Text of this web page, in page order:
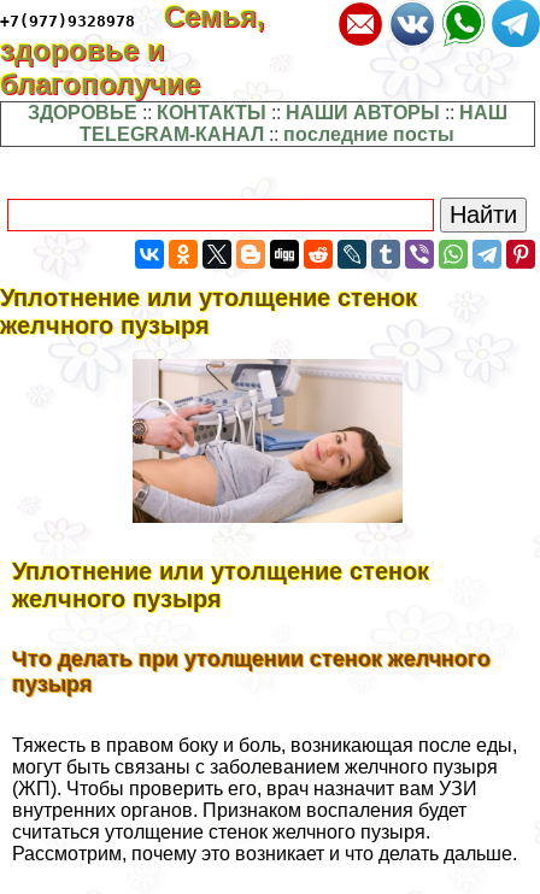
+7(977)9328978
Семья,
здоровье и
благополучие
ЗДОРОВЬЕ :: КОНТАКТЫ :: НАШИ АВТОРЫ :: НАШ
TELEGRAM-КАНАЛ :: последние посты
Уплотнение или утолщение стенок
желчного пузыря
Уплотнение или утолщение стенок
желчного пузыря
Что делать при утолщении стенок желчного
пузыря
Тяжесть в правом боку и боль, возникающая после еды,
могут быть связаны с заболеванием желчного пузыря
(ЖП). Чтобы проверить его, врач назначит вам УЗИ
внутренних органов. Признаком воспаления будет
считаться утолщение стенок желчного пузыря.
Рассмотрим, почему это возникает и что делать дальше.